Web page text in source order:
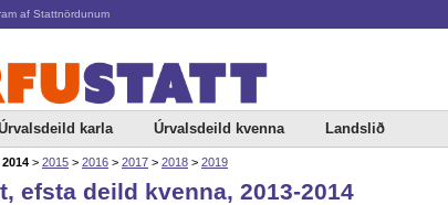
af Stattnördunum
karla Úrvalsdeild kvenna Landslið
2014 > 2015 > 2016 > 2017 > 2018 > 2019
efsta deild kvenna, 2013-2014